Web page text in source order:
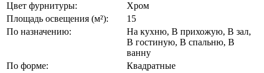
Цвет фурнитуры:
Хром
Площадь освещения (м²):
15
По назначению:
На кухню, В прихожую, В зал,
В гостиную, В спальню, В
ванну
По форме:
Квадратные